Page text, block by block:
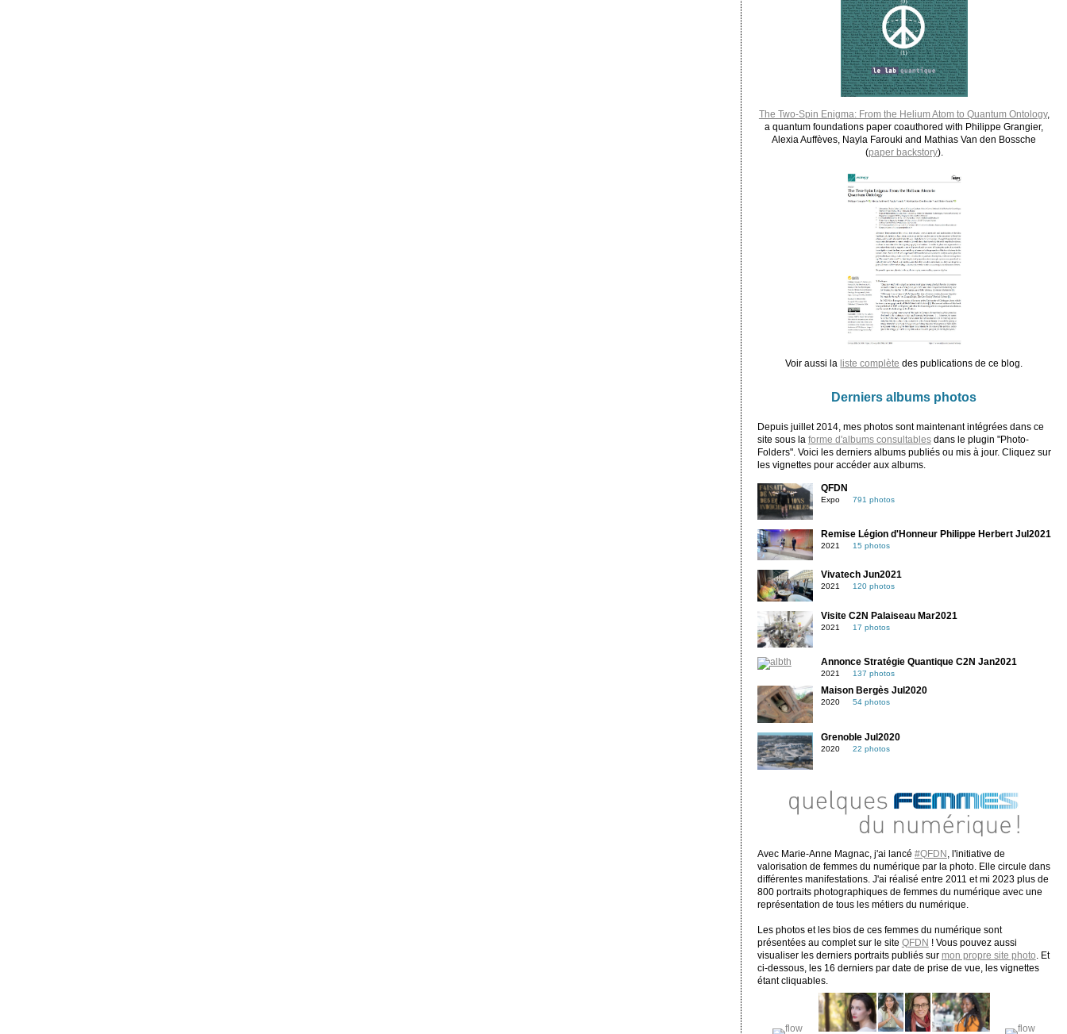
The Two-Spin Enigma: From the Helium Atom to Quantum Ontology,
a quantum foundations paper coauthored with Philippe Grangier,
Alexia Auffèves, Nayla Farouki and Mathias Van den Bossche
(paper backstory).
Voir aussi la liste complète des publications de ce blog.
Derniers albums photos
Depuis juillet 2014, mes photos sont maintenant intégrées dans ce
site sous la forme d'albums consultablesdans le plugin "Photo-
Folders". Voici les derniers albums publiés ou mis à jour. Cliquez sur
les vignettes pour accéder aux albums.
QFDN
Expo 791 photos
Remise Légion d'Honneur Philippe Herbert Jul2021
2021 15 photos
Vivatech Jun2021
2021 120 photos
Visite C2N Palaiseau Mar2021
2021 17 photos
Annonce Stratégie Quantique C2N Jan2021
2021 137 photos
Maison Bergès Jul2020
2020 54 photos
Grenoble Jul2020
2020 22 photos
Avec Marie-Anne Magnac, j'ai lancé #QFDN
, l'initiative de
valorisation de femmes du numérique par la photo. Elle circule dans
différentes manifestations. J'ai réalisé entre 2011 et mi 2023 plus de
800 portraits photographiques de femmes du numérique avec une
représentation de tous les métiers du numérique.
Les photos et les bios de ces femmes du numérique sont
présentées au complet sur le site QFDN ! Vous pouvez aussi
visualiser les derniers portraits publiés sur mon propre site photo . Et
ci-dessous, les 16 derniers par date de prise de vue, les vignettes
étant cliquables.